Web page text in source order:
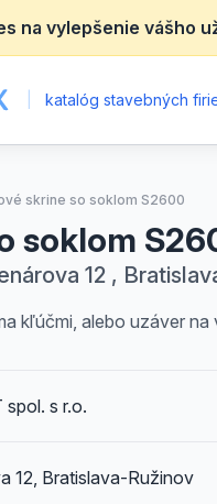
na vylepšenie vášho
katalóg stavebných
skrine so soklom S2600
soklom
12 ,
kľúčmi, alebo uzáver
spol. s r.o.
12, Bratislava-Ružinov